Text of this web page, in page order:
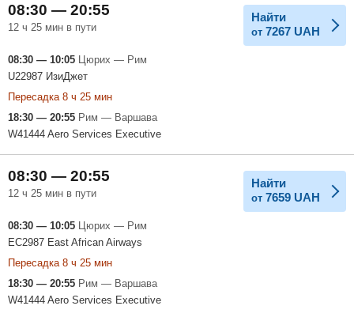
08:30 — 20:55
12 ч 25 мин в пути
Найти
от 7267 UAH
08:30 — 10:05 Цюрих — Рим
U22987 ИзиДжет
Пересадка 8 ч 25 мин
18:30 — 20:55 Рим — Варшава
W41444 Aero Services Executive
08:30 — 20:55
12 ч 25 мин в пути
Найти
от 7659 UAH
08:30 — 10:05 Цюрих — Рим
EC2987 East African Airways
Пересадка 8 ч 25 мин
18:30 — 20:55 Рим — Варшава
W41444 Aero Services Executive